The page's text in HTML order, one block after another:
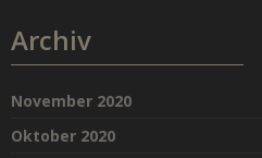
Archiv
November 2020
Oktober 2020